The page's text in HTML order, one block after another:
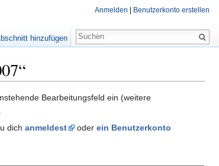
Bearbeitungsfeld ein (weitere
dich anmeldest oder ein Benutzerkonto
Anmelden Benutzerkonto erstellen
hinzufügen